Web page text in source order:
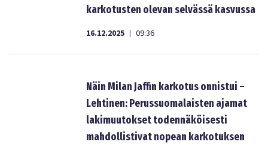
karkotusten olevan selvässä kasvussa
16.12.2025 | 09:36
Näin Milan Jaffin karkotus onnistui –
Lehtinen: Perussuomalaisten ajamat
lakimuutokset todennäköisesti
mahdollistivat nopean karkotuksen